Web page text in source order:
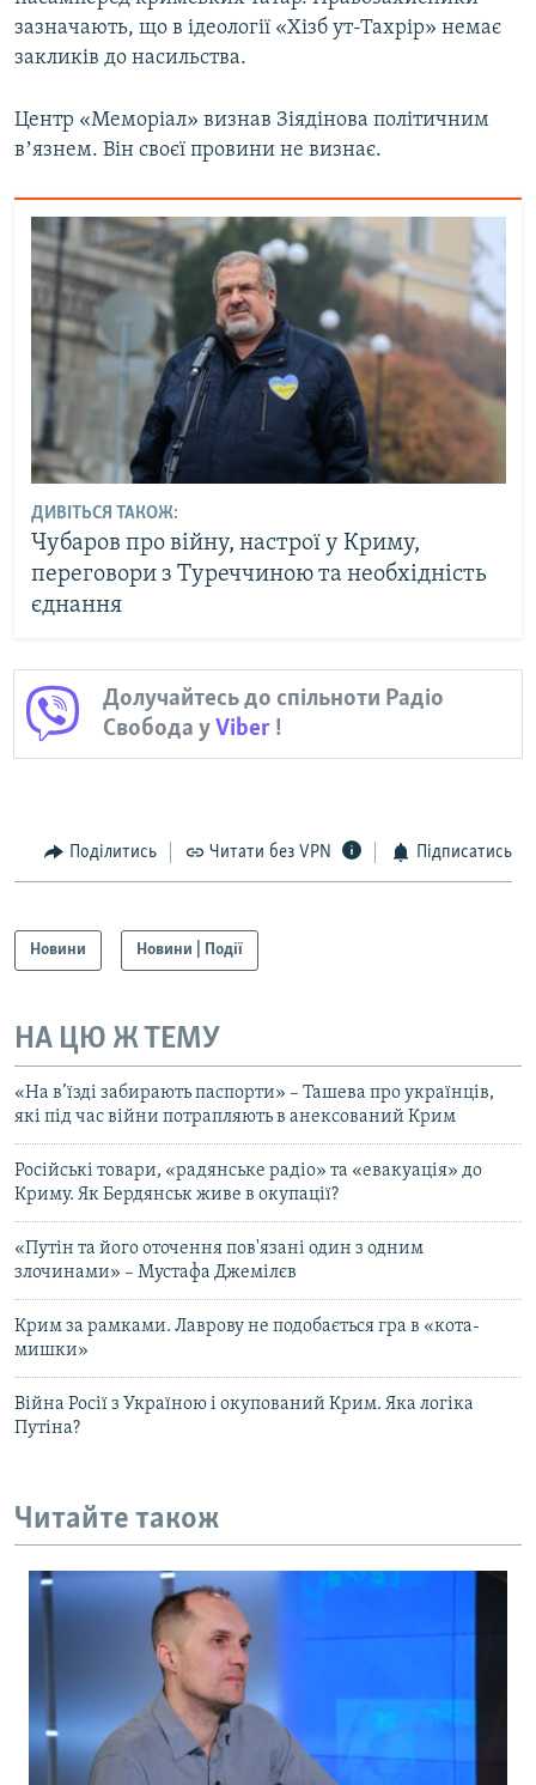
зазначають, що в ідеології «Хізб ут-Тахрір» немає
закликів до насильства.
Центр «Меморіал» визнав Зіядінова політичним
вʼязнем. Він своєї провини не визнає.
ДИВІТЬСЯ ТАКОЖ:
Чубаров про війну, настрої у Криму,
переговори з Туреччиною та необхідність
єднання
Долучайтесь до спільноти Радіо
Свобода уViber !
Поділитись Читати без VPN Підписатись
Новини Новини | Події
НА ЦЮ Ж ТЕМУ
«На в’їзді забирають паспорти» – Ташева про українців,
які під час війни потрапляють в анексований Крим
Російські товари, «радянське радіо» та «евакуація» до
Криму. Як Бердянськ живе в окупації?
«Путін та його оточення пов'язані один з одним
злочинами» – Мустафа Джемілєв
Крим за рамками. Лаврову не подобається гра в «кота-
мишки»
Війна Росії з Україною і окупований Крим. Яка логіка
Путіна?
Читайте також